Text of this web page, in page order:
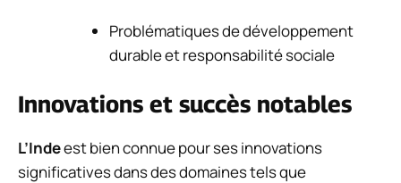
Problématiques de développement
durable et responsabilité sociale
Innovations et succès notables
L’Indeest bien connue pour ses innovations
significatives dans des domaines tels que